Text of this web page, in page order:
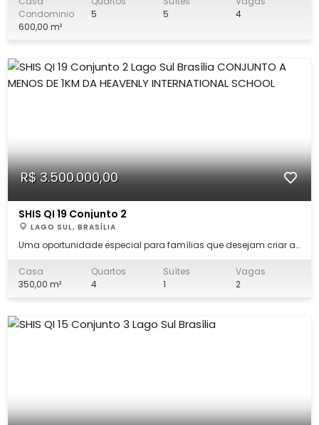
natural. Destaques do imóvel: 5 suítes amplas e bem
Condominio
600,00 m²
5
5
4
R$ 3.500.000,00
SHIS QI 19 Conjunto 2
LAGO SUL, BRASÍLIA
Uma oportunidade especial para famílias que desejam criar a
excelente estrutura para reforma e ampliação, perfeita para um
projeto personalizado, pensado para acompanhar o
Casa
350,00 m²
Quartos
4
Suítes
1
Vagas
2